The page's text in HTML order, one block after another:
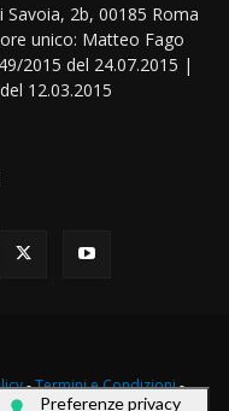
2b, 00185 Roma
unico: Matteo Fago
2015 del 24.07.2015 |
12.03.2015
-Termini e Condizioni-